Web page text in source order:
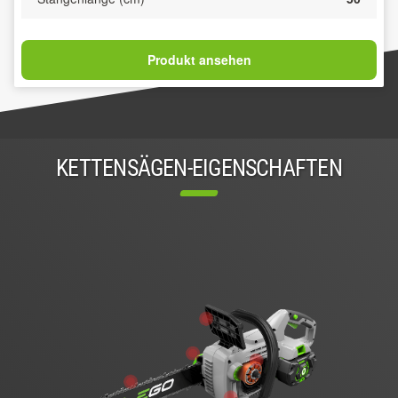
Produkt ansehen
KETTENSÄGEN-EIGENSCHAFTEN